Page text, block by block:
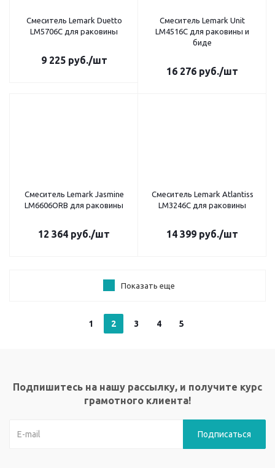
Смеситель Lemark Duetto
LM5706C для раковины
9 225руб./шт
Смеситель Lemark Unit
LM4516C для раковины и
биде
16 276 руб./шт
Смеситель Lemark Jasmine
LM6606ORB для раковины
12 364 руб./шт
Смеситель Lemark Atlantiss
LM3246C для раковины
14 399 руб./шт
Показать еще
1 2 3 4 5
Подпишитесь на нашу рассылку, и получите курс
грамотного клиента!